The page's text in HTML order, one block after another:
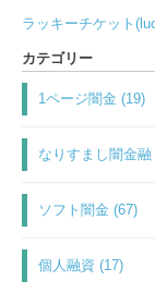
ラッキーチケット
カテゴリー
1ページ闇金 (19)
なりすまし闇金融
ソフト闇金 (67)
個人融資 (17)